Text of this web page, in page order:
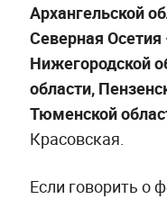
Архангельской
Северная Осетия
Нижегородской
области,
Тюменской
Красовская.
Если говорить о